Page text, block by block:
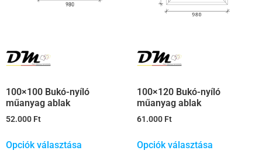
100×100 Bukó-nyíló
műanyag ablak
52.000 Ft
Opciók választása
100×120 Bukó-nyíló
műanyag ablak
61.000 Ft
Opciók választása